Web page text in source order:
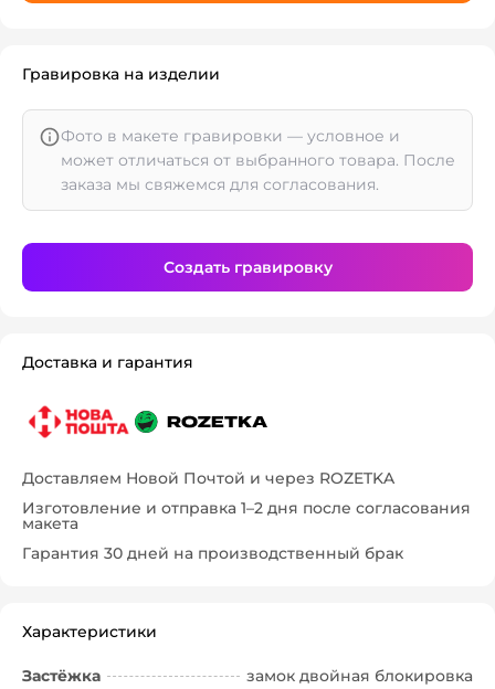
Гравировка на изделии
Фото в макете гравировки — условное и
может отличаться от выбранного товара. После
заказа мы свяжемся для согласования.
Создать гравировку
Доставка и гарантия
Доставляем Новой Почтой и через ROZETKA
Изготовление и отправка 1–2 дня после согласования
макета
Гарантия 30 дней на производственный брак
Характеристики
Застёжка замок двойная блокировка